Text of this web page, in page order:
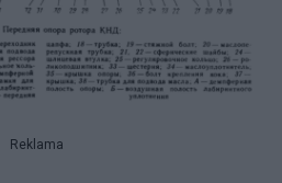
Reklama